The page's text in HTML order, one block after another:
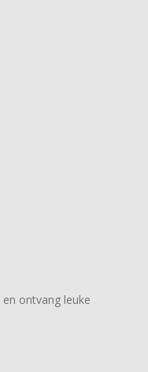
en ontvang leuke